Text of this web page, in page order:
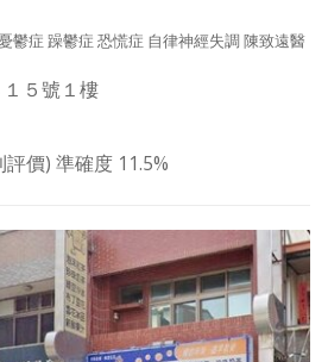
鬱症 躁鬱症 恐慌症 自律神經失調 陳致遠醫
５號１樓
評價) 準確度 11.5%